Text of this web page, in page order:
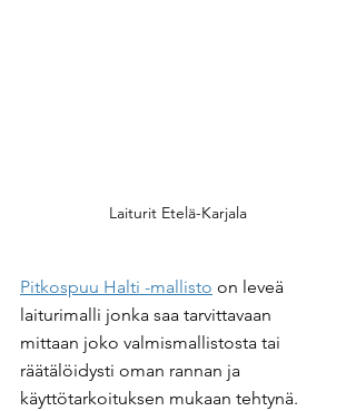
Laiturit Etelä-Karjala
Pitkospuu Halti -mallisto on leveä
laiturimalli jonka saa tarvittavaan
mittaan joko valmismallistosta tai
räätälöidysti oman rannan ja
käyttötarkoituksen mukaan tehtynä.